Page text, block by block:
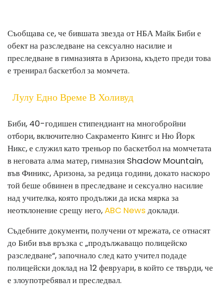
Съобщава се, че бившата звезда от НБА Майк Биби е
обект на разследване на сексуално насилие и
преследване в гимназията в Аризона, където преди това
е тренирал баскетбол за момчета.
Лулу Едно Време В Холивуд
Биби, 40-годишен стипендиант на многобройни
отбори, включително Сакраменто Кингс и Ню Йорк
Никс, е служил като треньор по баскетбол на момчетата
в неговата алма матер, гимназия Shadow Mountain,
във Финикс, Аризона, за редица години, докато наскоро
той беше обвинен в преследване и сексуално насилие
над учителка, която продължи да иска мярка за
неотклонение срещу него,ABC News доклади.
Съдебните документи, получени от мрежата, се отнасят
до Биби във връзка с „продължаващо полицейско
разследване“, започнало след като учител подаде
полицейски доклад на 12 февруари, в който се твърди, че
е злоупотребявал и преследвал.